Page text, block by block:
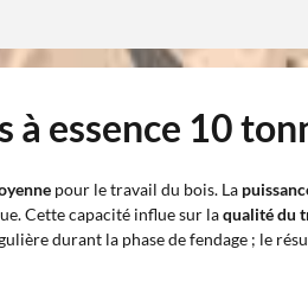
à essence 10
pour le travail du bois. La
Cette capacité influe sur laqualité du
durant la phase de fendage ; le